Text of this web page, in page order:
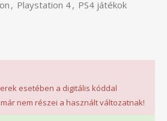
, Playstation 4, PS4 játékok
esetében a digitális kóddal
nem részei a használt változatnak!